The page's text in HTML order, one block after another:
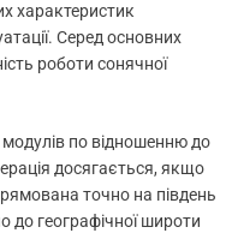
характеристик
Серед основних
роботи сонячної
модулів по відношенню до
досягається, якщо
точно на південь
до географічної широти